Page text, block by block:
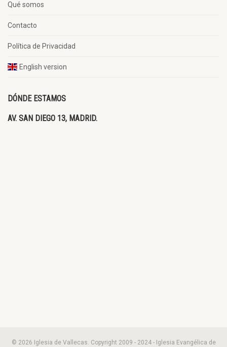
Qué somos
Contacto
Política de Privacidad
English version
DÓNDE ESTAMOS
AV. SAN DIEGO 13, MADRID.
© 2026 Iglesia de Vallecas. Copyright 2009 - 2024 - Iglesia Evangélica de